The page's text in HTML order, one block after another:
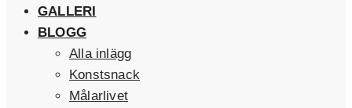
GALLERI
BLOGG
Alla inlägg
Konstsnack
Målarlivet